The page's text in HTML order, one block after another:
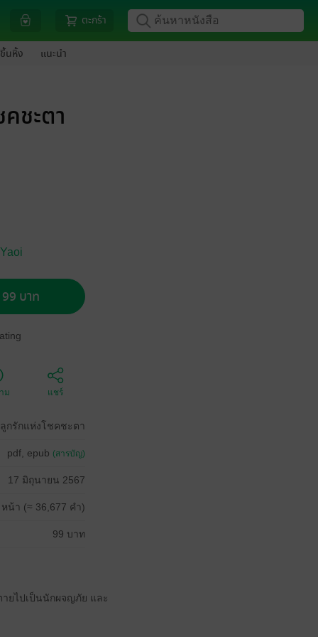
ตะกร้า
นหิ้ง แนะนำ
ชะตา
บาท
ม แชร์
กรักแห่งโชคชะตา
pdf, epub (สารบัญ)
17 มิถุนายน 2567
หน้า (≈ 36,677 คำ)
99 บาท
ายไปเป็นนักผจญภัย และ